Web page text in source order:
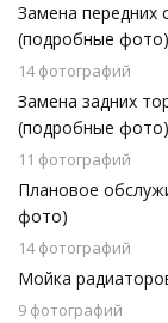
Замена передних
(подробные фото)
14 фотографий
Замена задних
(подробные фото)
11 фотографий
Плановое
фото)
14 фотографий
Мойка
9 фотографий